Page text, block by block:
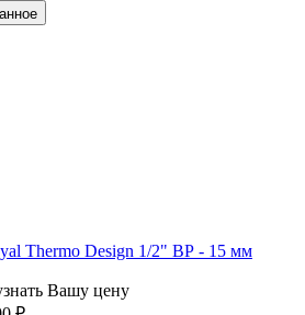
Thermo Design 1/2" ВР - 15 мм
Вашу цену